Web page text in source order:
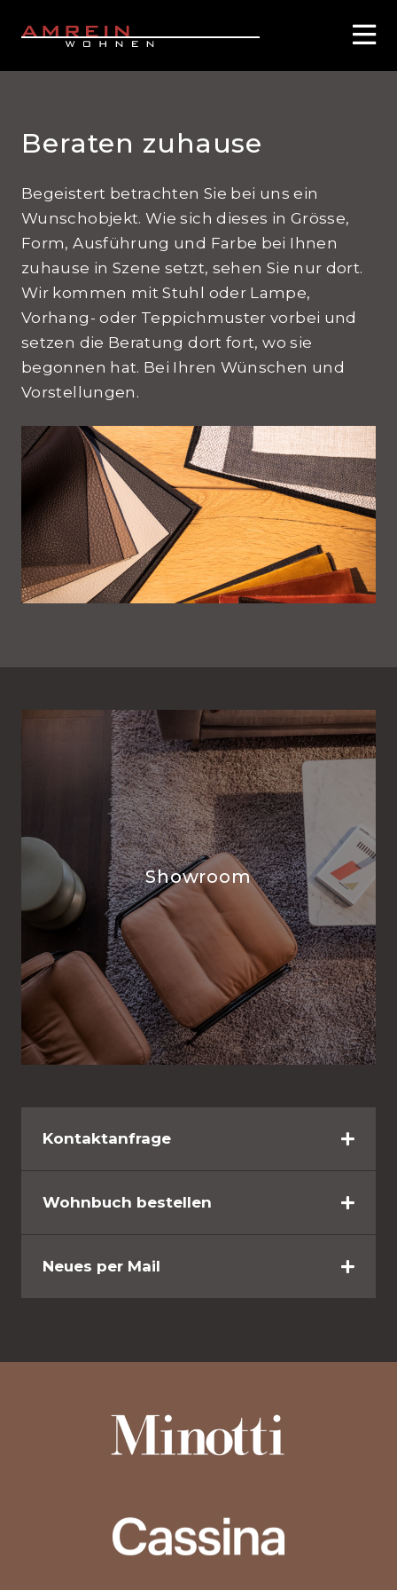
Beraten zuhause
Begeistert betrachten Sie bei uns ein
Wunschobjekt. Wie sich dieses in Grösse,
Form, Ausführung und Farbe bei Ihnen
zuhause in Szene setzt, sehen Sie nur dort.
Wir kommen mit Stuhl oder Lampe,
Vorhang- oder Teppichmuster vorbei und
setzen die Beratung dort fort, wo sie
begonnen hat. Bei Ihren Wünschen und
Vorstellungen.
Showroom
Kontaktanfrage
Wohnbuch bestellen
Neues per Mail